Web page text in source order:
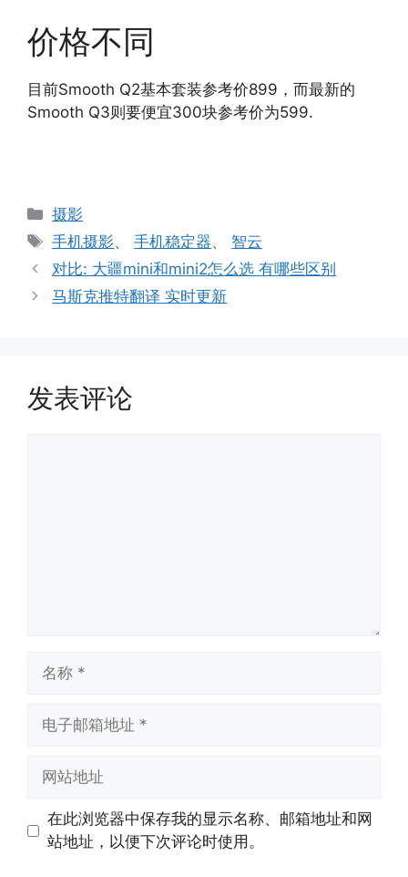
价格不同
目前Smooth Q2基本套装参考价899，而最新的
Smooth Q3则要便宜300块参考价为599.
分
类
摄影
标
签
手机摄影、手机稳定器、 智云
对比: 大疆mini和mini2怎么选 有哪些区别
马斯克推特翻译 实时更新
发表评论
址
址
在此浏览器中保存我的显示名称、邮箱地址和网
站地址，以便下次评论时使用。